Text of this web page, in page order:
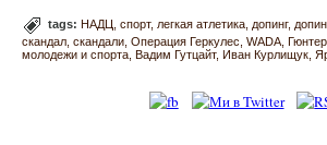
tags:НАДЦ спорт легкая атлетика допинг
скандал скандали Операция Геркулес WADA
молодежи и спорта Вадим Гутцайт Иван Курлищук